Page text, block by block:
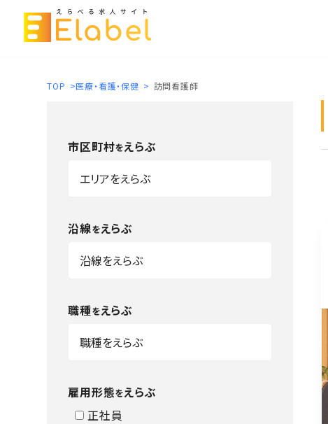
TOP >医療・看護・保健 > 訪問看護師
市区町村をえらぶ
沿線をえらぶ
職種をえらぶ
雇用形態をえらぶ
正社員